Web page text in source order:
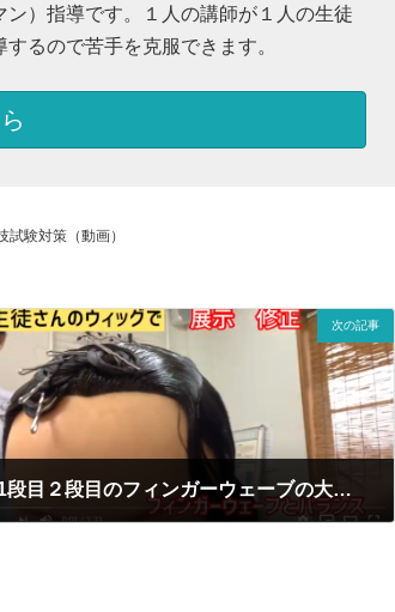
ン）指導です。１人の講師が１人の生徒
するので苦手を克服できます。
試験対策（動画）
次の記事
1段目２段目のフィンガーウェーブの大きさと左右のウェーブの関係